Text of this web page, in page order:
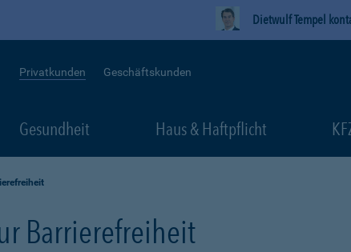
Dietwulf Tempel
Privatkunden Geschäftskunden
Gesundheit Haus & Haftpflicht
Barrierefreiheit